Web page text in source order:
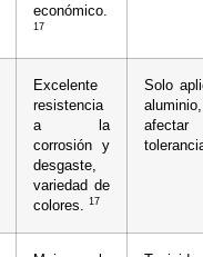
económico.
17
Excelente
resistencia
a la
corrosión y
desgaste,
variedad de
colores.
17
Solo